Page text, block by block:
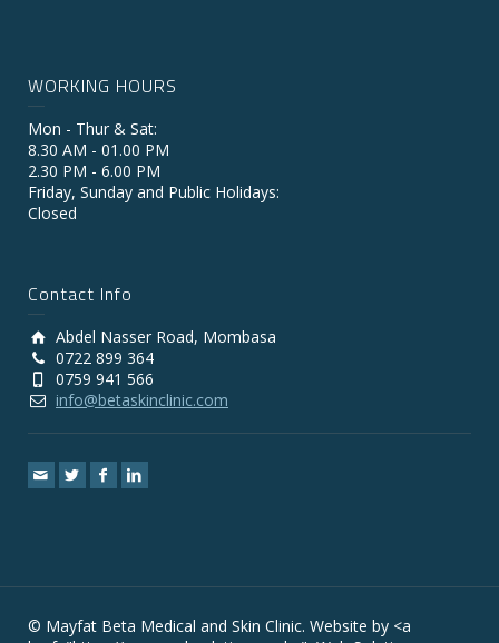
WORKING HOURS
Mon - Thur & Sat:
8.30 AM - 01.00 PM
2.30 PM - 6.00 PM
Friday, Sunday and Public Holidays:
Closed
Contact Info
Abdel Nasser Road, Mombasa
0722 899 364
0759 941 566
info@betaskinclinic.com
© Mayfat Beta Medical and Skin Clinic. Website by <a